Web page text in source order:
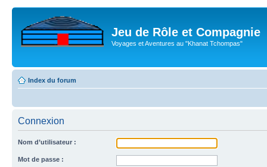
Jeu de Rôle et Compagnie
Voyages et Aventures au "Khanat Tchompas"
Index du forum
Connexion
Nom d’utilisateur :
Mot de passe :